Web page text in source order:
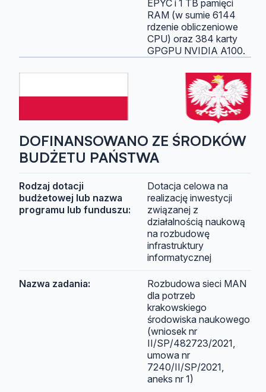
EPYC i 1 TB pamięci
RAM (w sumie 6144
rdzenie obliczeniowe
CPU) oraz 384 karty
GPGPU NVIDIA A100.
DOFINANSOWANO ZE ŚRODKÓW
BUDŻETU PAŃSTWA
Rodzaj dotacji
budżetowej lub nazwa
programu lub funduszu:
Dotacja celowa na
realizację inwestycji
związanej z
działalnością naukową
na rozbudowę
infrastruktury
informatycznej
Nazwa zadania:
Rozbudowa sieci MAN
dla potrzeb
krakowskiego
środowiska naukowego
(wniosek nr
II/SP/482723/2021,
umowa nr
7240/II/SP/2021,
aneks nr 1)